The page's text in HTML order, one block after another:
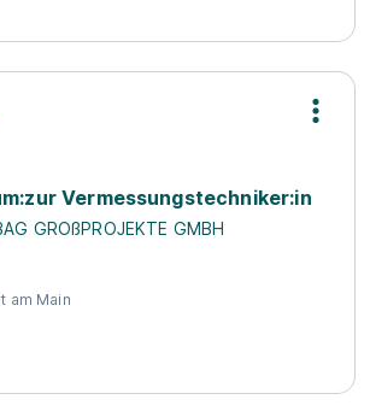
Vermessungstechniker:in
GROßPROJEKTE GMBH
am Main